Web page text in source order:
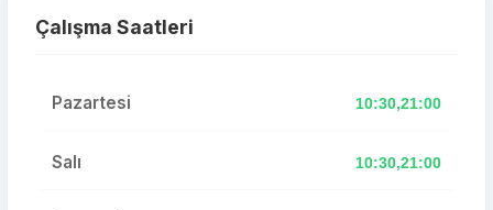
Çalışma Saatleri
Pazartesi 10:30,21:00
Salı 10:30,21:00